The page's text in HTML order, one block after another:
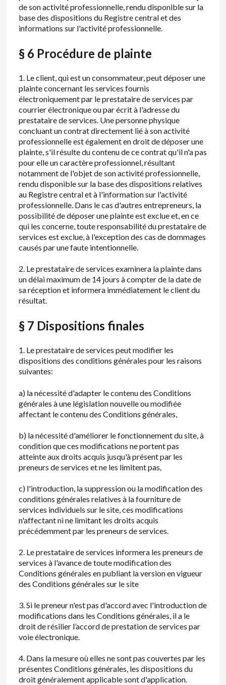
de son activité professionnelle, rendu disponible sur la
base des dispositions du Registre central et des
informations sur l'activité professionnelle.
§ 6 Procédure de plainte
1. Le client, qui est un consommateur, peut déposer une
plainte concernant les services fournis
électroniquement par le prestataire de services par
courrier électronique ou par écrit à l'adresse du
prestataire de services. Une personne physique
concluant un contrat directement lié à son activité
professionnelle est également en droit de déposer une
plainte, s'il résulte du contenu de ce contrat qu'il n'a pas
pour elle un caractère professionnel, résultant
notamment de l'objet de son activité professionnelle,
rendu disponible sur la base des dispositions relatives
au Registre central et à l'information sur l'activité
professionnelle. Dans le cas d'autres entrepreneurs, la
possibilité de déposer une plainte est exclue et, en ce
qui les concerne, toute responsabilité du prestataire de
services est exclue, à l'exception des cas de dommages
causés par une faute intentionnelle.
2. Le prestataire de services examinera la plainte dans
un délai maximum de 14 jours à compter de la date de
sa réception et informera immédiatement le client du
résultat.
§ 7 Dispositions finales
1. Le prestataire de services peut modifier les
dispositions des conditions générales pour les raisons
suivantes:
a) la nécessité d'adapter le contenu des Conditions
générales à une législation nouvelle ou modifiée
affectant le contenu des Conditions générales,
b) la nécessité d'améliorer le fonctionnement du site, à
condition que ces modifications ne portent pas
atteinte aux droits acquis jusqu'à présent par les
preneurs de services et ne les limitent pas,
c) l'introduction, la suppression ou la modification des
conditions générales relatives à la fourniture de
services individuels sur le site, ces modifications
n'affectant ni ne limitant les droits acquis
précédemment par les preneurs de services.
2. Le prestataire de services informera les preneurs de
services à l'avance de toute modification des
Conditions générales en publiant la version en vigueur
des Conditions générales sur le site
3. Si le preneur n'est pas d'accord avec l'introduction de
modifications dans les Conditions générales, il a le
droit de résilier l’accord de prestation de services par
voie électronique.
4. Dans la mesure où elles ne sont pas couvertes par les
présentes Conditions générales, les dispositions du
droit généralement applicable sont d'application.